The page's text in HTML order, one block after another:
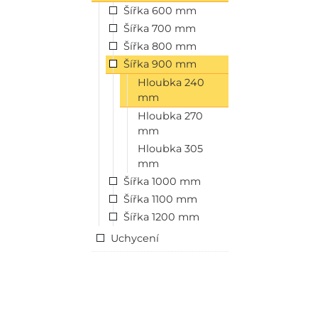
Šířka 600 mm
Šířka 700 mm
Šířka 800 mm
Šířka 900 mm
Hloubka 240
mm
Hloubka 270
mm
Hloubka 305
mm
Šířka 1000 mm
Šířka 1100 mm
Šířka 1200 mm
Uchycení